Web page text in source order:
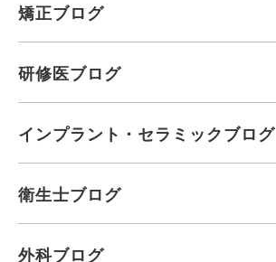
矯正ブログ
研修医ブログ
インプラント・セラミックブログ
衛生士ブログ
外科ブログ